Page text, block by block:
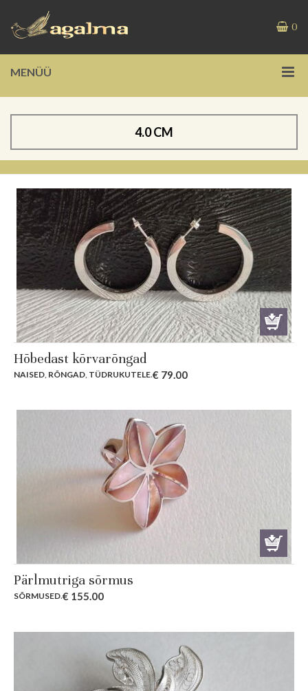
0
MENÜÜ
4.0 CM
Hõbedast kõrvarõngad
NAISED, RÕNGAD, TÜDRUKUTELE.€ 79.00
Pärlmutriga sõrmus
SÕRMUSED.€ 155.00